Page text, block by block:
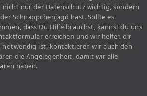
nicht nur der Datenschutz wichtig, sondern
Schnäppchenjagd hast. Sollte es
dass Du Hilfe brauchst, kannst du uns
erreichen und wir helfen dir
notwendig ist, kontaktieren wir auch den
die Angelegenheit, damit wir alle
haben.